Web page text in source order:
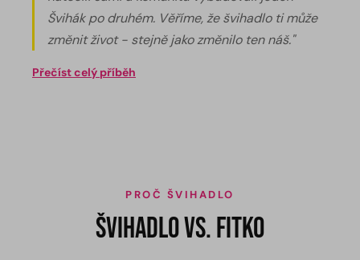
Švihák po druhém. Věříme, že švihadlo ti může
změnit život - stejně jako změnilo ten náš."
Přečíst celý příběh
PROČ ŠVIHADLO
Švihadlo vs. fitko